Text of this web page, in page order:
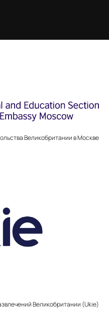
Великобритании в Москве
Великобритании (Ukie)